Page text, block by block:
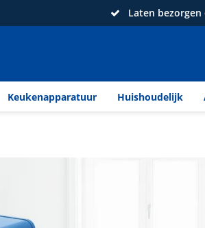
Laten
Keukenapparatuur Huishoudelijk